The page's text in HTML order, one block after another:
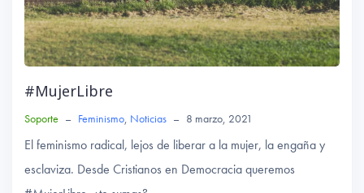
#MujerLibre
Soporte – Feminismo, Noticias – 8 marzo, 2021
El feminismo radical, lejos de liberar a la mujer, la engaña y
esclaviza. Desde Cristianos en Democracia queremos